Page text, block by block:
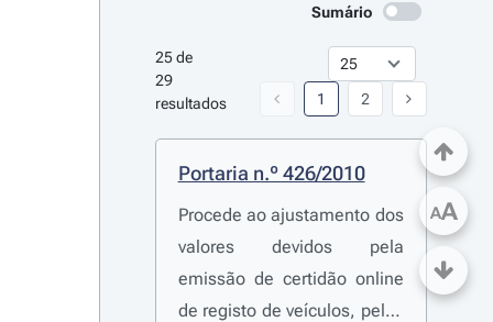
Sumário
25 de
29
resultados
1 2
Portaria n.º 426/2010
Procede ao ajustamento dos
valores devidos pela
emissão de certidão online
de registo de veículos, pelas
AA